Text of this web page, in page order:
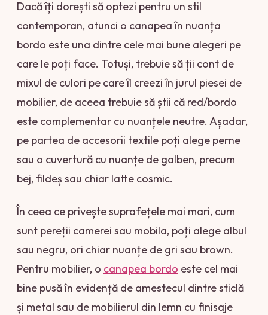
Dacă îți dorești să optezi pentru un stil
contemporan, atunci o canapea în nuanța
bordo este una dintre cele mai bune alegeri pe
care le poți face. Totuși, trebuie să ții cont de
mixul de culori pe care îl creezi în jurul piesei de
mobilier, de aceea trebuie să știi că red/bordo
este complementar cu nuanțele neutre. Așadar,
pe partea de accesorii textile poți alege perne
sau o cuvertură cu nuanțe de galben, precum
bej, fildeș sau chiar latte cosmic.
În ceea ce privește suprafețele mai mari, cum
sunt pereții camerei sau mobila, poți alege albul
sau negru, ori chiar nuanțe de gri sau brown.
Pentru mobilier, o canapea bordo este cel mai
bine pusă în evidență de amestecul dintre sticlă
și metal sau de mobilierul din lemn cu finisaje